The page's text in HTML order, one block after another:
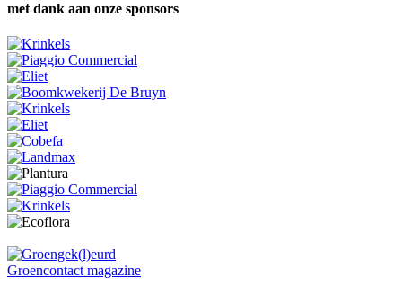
met dank aan onze sponsors
Groencontact magazine